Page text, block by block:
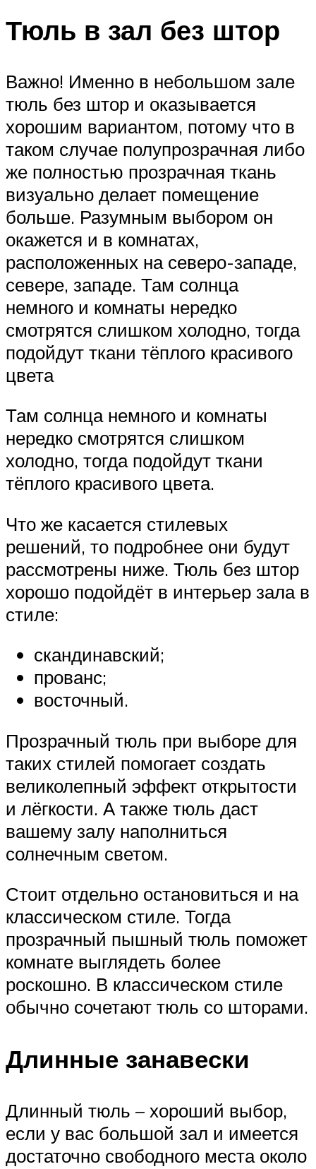
Тюль в зал без штор
Важно! Именно в небольшом зале
тюль без штор и оказывается
хорошим вариантом, потому что в
таком случае полупрозрачная либо
же полностью прозрачная ткань
визуально делает помещение
больше. Разумным выбором он
окажется и в комнатах,
расположенных на северо-западе,
севере, западе. Там солнца
немного и комнаты нередко
смотрятся слишком холодно, тогда
подойдут ткани тёплого красивого
цвета
Там солнца немного и комнаты
нередко смотрятся слишком
холодно, тогда подойдут ткани
тёплого красивого цвета.
Что же касается стилевых
решений, то подробнее они будут
рассмотрены ниже. Тюль без штор
хорошо подойдёт в интерьер зала в
стиле:
скандинавский;
прованс;
восточный.
Прозрачный тюль при выборе для
таких стилей помогает создать
великолепный эффект открытости
и лёгкости. А также тюль даст
вашему залу наполниться
солнечным светом.
Стоит отдельно остановиться и на
классическом стиле. Тогда
прозрачный пышный тюль поможет
комнате выглядеть более
роскошно. В классическом стиле
обычно сочетают тюль со шторами.
Длинные занавески
Длинный тюль – хороший выбор,
если у вас большой зал и имеется
достаточно свободного места около